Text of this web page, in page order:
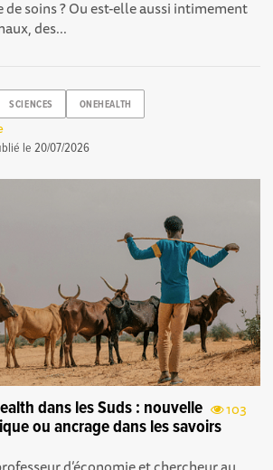
soins ? Ou est-elle aussi intimement
des...
SCIENCES ONEHEALTH
le20/07/2026
103
dans les Suds : nouvelle
ou ancrage dans les savoirs